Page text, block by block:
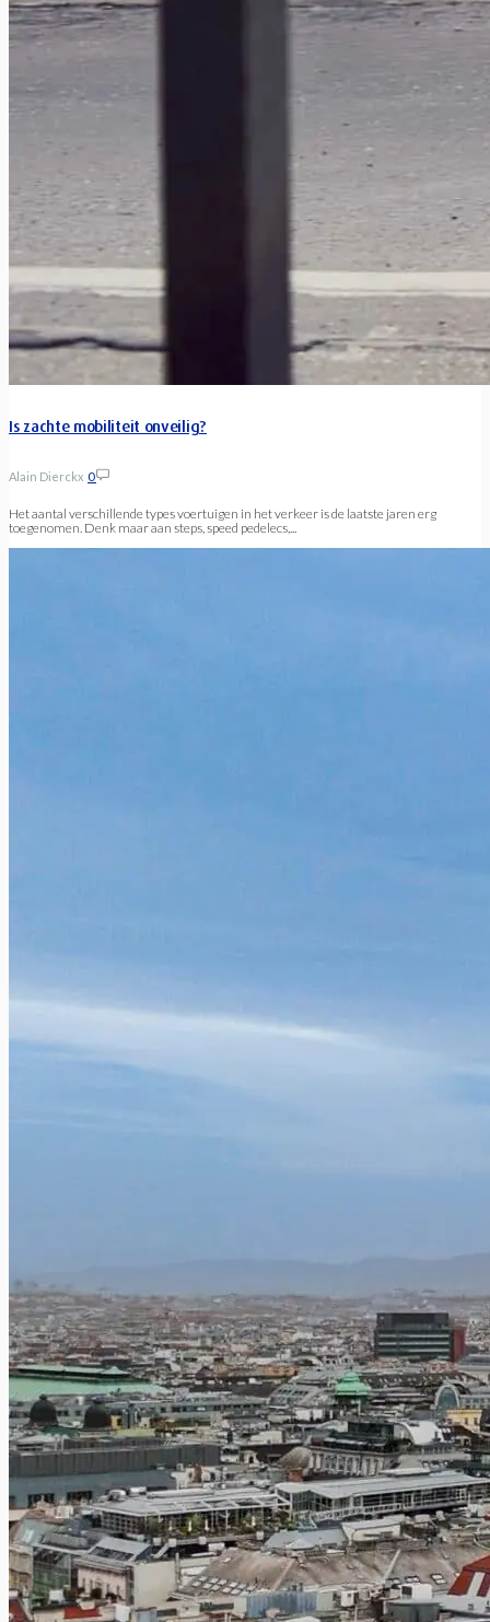
Is zachte mobiliteit onveilig?
Alain Dierckx 0
Het aantal verschillende types voertuigen in het verkeer is de laatste jaren erg
toegenomen. Denk maar aan steps, speed pedelecs,...